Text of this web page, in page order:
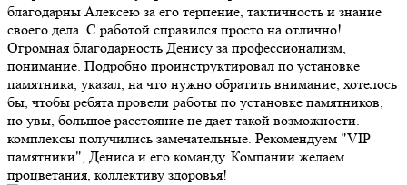
благодарны Алексею за его терпение, тактичность и знание
своего дела. С работой справился просто на отлично!
Огромная благодарность Денису за профессионализм,
понимание. Подробно проинструктировал по установке
памятника, указал, на что нужно обратить внимание, хотелось
бы, чтобы ребята провели работы по установке памятников,
но увы, большое расстояние не дает такой возможности.
комплексы получились замечательные. Рекомендуем "VIP
памятники", Дениса и его команду. Компании желаем
процветания, коллективу здоровья!